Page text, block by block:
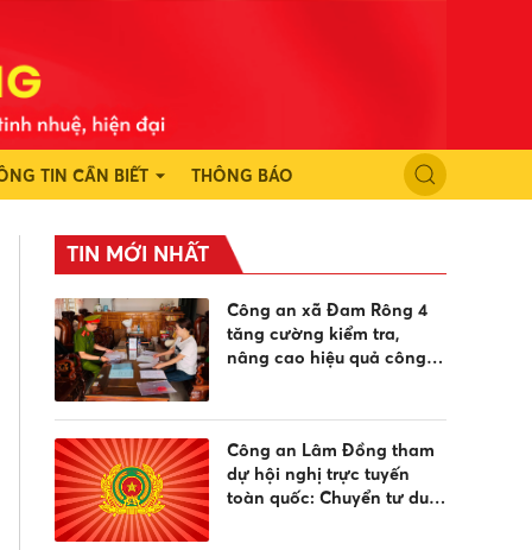
TIN CẦN BIẾT THÔNG BÁO
TIN MỚI NHẤT
Công an xã Đam Rông 4
tăng cường kiểm tra,
nâng cao hiệu quả công
Công an Lâm Đồng tham
dự hội nghị trực tuyến
toàn quốc: Chuyển tư duy